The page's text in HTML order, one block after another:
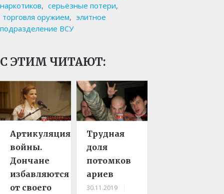
наркотиков, серьёзные потери,
торговля оружием, элитное
подразделение ВСУ
С ЭТИМ ЧИТАЮТ:
Артикуляция
войны.
Дончане
избавляются
от своего
Трудная
доля
потомков
ариев
30.11.2019